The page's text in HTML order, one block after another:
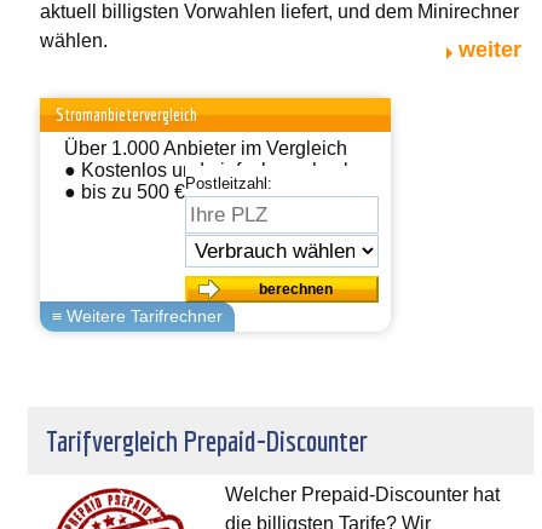
aktuell billigsten Vorwahlen liefert, und dem Minirechner
wählen.
weiter
Stromanbietervergleich
Über 1.000 Anbieter im Vergleich
● Kostenlos und einfach wechseln
● bis zu 500 € sparen
Postleitzahl:
Tarifvergleich Prepaid-Discounter
Welcher Prepaid-Discounter hat
die billigsten Tarife? Wir